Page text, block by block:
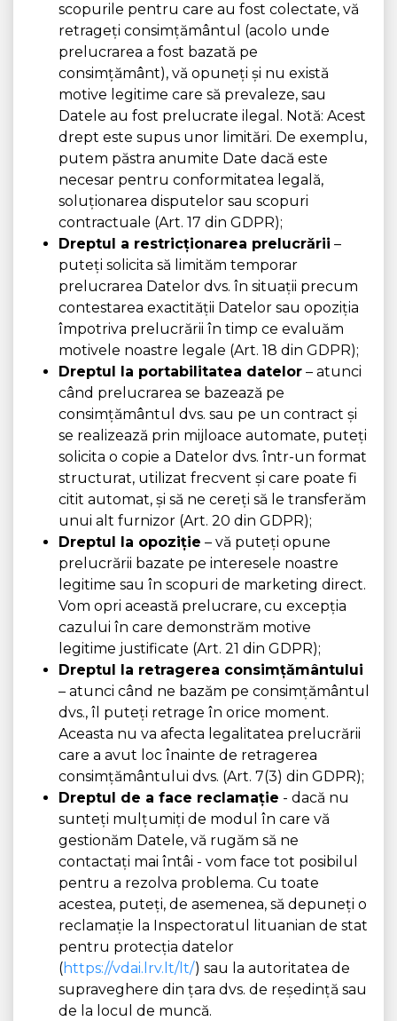
scopurile pentru care au fost colectate, vă
retrageți consimțământul (acolo unde
prelucrarea a fost bazată pe
consimțământ), vă opuneți și nu există
motive legitime care să prevaleze, sau
Datele au fost prelucrate ilegal. Notă: Acest
drept este supus unor limitări. De exemplu,
putem păstra anumite Date dacă este
necesar pentru conformitatea legală,
soluționarea disputelor sau scopuri
contractuale (Art. 17 din GDPR);
Dreptul a restricționarea prelucrării –
puteți solicita să limităm temporar
prelucrarea Datelor dvs. în situații precum
contestarea exactității Datelor sau opoziția
împotriva prelucrării în timp ce evaluăm
motivele noastre legale (Art. 18 din GDPR);
Dreptul la portabilitatea datelor – atunci
când prelucrarea se bazează pe
consimțământul dvs. sau pe un contract și
se realizează prin mijloace automate, puteți
solicita o copie a Datelor dvs. într-un format
structurat, utilizat frecvent și care poate fi
citit automat, și să ne cereți să le transferăm
unui alt furnizor (Art. 20 din GDPR);
Dreptul la opoziție – vă puteți opune
prelucrării bazate pe interesele noastre
legitime sau în scopuri de marketing direct.
Vom opri această prelucrare, cu excepția
cazului în care demonstrăm motive
legitime justificate (Art. 21 din GDPR);
Dreptul la retragerea consimțământului
– atunci când ne bazăm pe consimțământul
dvs., îl puteți retrage în orice moment.
Aceasta nu va afecta legalitatea prelucrării
care a avut loc înainte de retragerea
consimțământului dvs. (Art. 7(3) din GDPR);
Dreptul de a face reclamație - dacă nu
sunteți mulțumiți de modul în care vă
gestionăm Datele, vă rugăm să ne
contactați mai întâi - vom face tot posibilul
pentru a rezolva problema. Cu toate
acestea, puteți, de asemenea, să depuneți o
reclamație la Inspectoratul lituanian de stat
pentru protecția datelor
(https://vdai.lrv.lt/lt/) sau la autoritatea de
supraveghere din țara dvs. de reședință sau
de la locul de muncă.